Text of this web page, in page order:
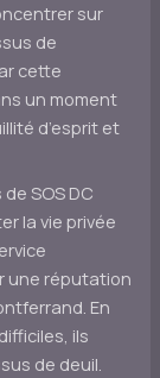
sur
de
cette
un moment
d’esprit et
SOS DC
la vie privée
une réputation
En
ils
de deuil.